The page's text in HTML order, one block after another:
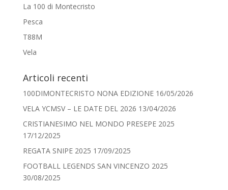
La 100 di Montecristo
Pesca
T88M
Vela
Articoli recenti
100DIMONTECRISTO NONA EDIZIONE 16/05/2026
VELA YCMSV – LE DATE DEL 2026 13/04/2026
CRISTIANESIMO NEL MONDO PRESEPE 2025
17/12/2025
REGATA SNIPE 2025 17/09/2025
FOOTBALL LEGENDS SAN VINCENZO 2025
30/08/2025